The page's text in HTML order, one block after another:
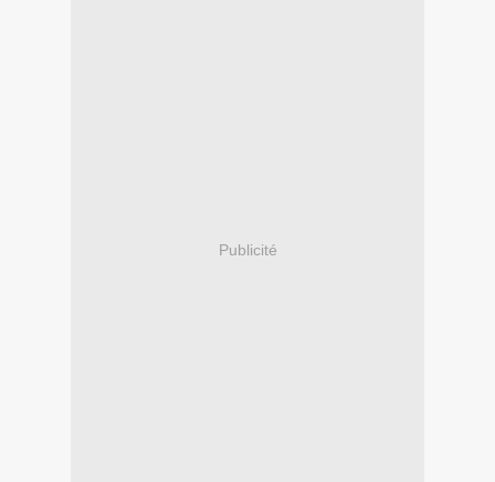
Publicité